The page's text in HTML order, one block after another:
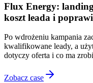
Flux Energy:
koszt leada i
Po wdrożeniu kampania
kwalifikowane leady, a
dotyczy oferta i co ma
Zobacz case